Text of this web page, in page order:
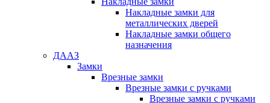
Накладные замки для
металлических дверей
Накладные замки общего
назначения
ДААЗ
Замки
Врезные замки
Врезные замки с ручками
Врезные замки с ручками